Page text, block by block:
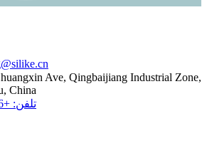
China
تلفن: +86-028-83625089